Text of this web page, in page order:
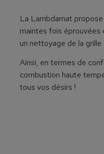
La Lambdamat
maintes fois éprouvées
un nettoyage de la
Ainsi, en termes de
combustion haute
tous vos désirs !